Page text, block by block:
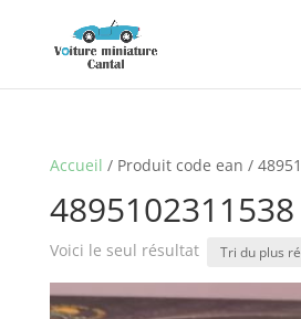
Accueil / Produit code ean /
4895102311538
Voici le seul résultat